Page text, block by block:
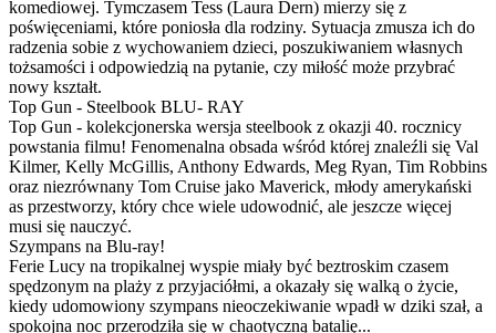
komediowej. Tymczasem Tess (Laura Dern) mierzy się z
poświęceniami, które poniosła dla rodziny. Sytuacja zmusza ich do
radzenia sobie z wychowaniem dzieci, poszukiwaniem własnych
tożsamości i odpowiedzią na pytanie, czy miłość może przybrać
nowy kształt.
Top Gun - Steelbook BLU- RAY
Top Gun - kolekcjonerska wersja steelbook z okazji 40. rocznicy
powstania filmu! Fenomenalna obsada wśród której znaleźli się Val
Kilmer, Kelly McGillis, Anthony Edwards, Meg Ryan, Tim Robbins
oraz niezrównany Tom Cruise jako Maverick, młody amerykański
as przestworzy, który chce wiele udowodnić, ale jeszcze więcej
musi się nauczyć.
Szympans na Blu-ray!
Ferie Lucy na tropikalnej wyspie miały być beztroskim czasem
spędzonym na plaży z przyjaciółmi, a okazały się walką o życie,
kiedy udomowiony szympans nieoczekiwanie wpadł w dziki szał, a
spokojna noc przerodziła się w chaotyczną batalię...